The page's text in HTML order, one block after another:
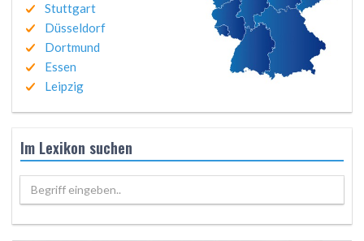
Stuttgart
Düsseldorf
Dortmund
Essen
Leipzig
Im Lexikon suchen
Begriff eingeben..